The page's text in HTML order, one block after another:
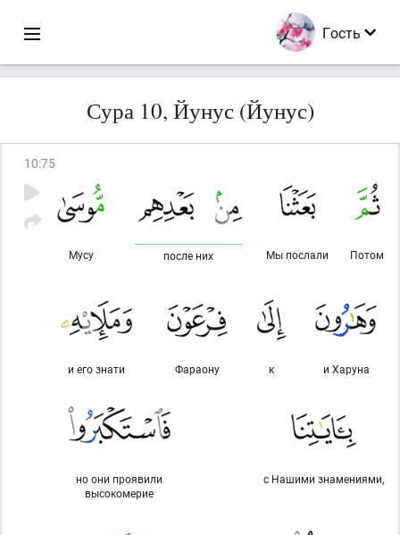
Гость
Сура 10, Йунус (Йунус)
10:75
Потом
Мы послали
после них
Мусу
и Харуна
к
Фараону
и его знати
с Нашими знамениями,
но они проявили
высокомерие